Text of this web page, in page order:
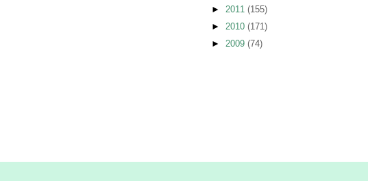
► 2011 (155)
► 2010 (171)
► 2009 (74)